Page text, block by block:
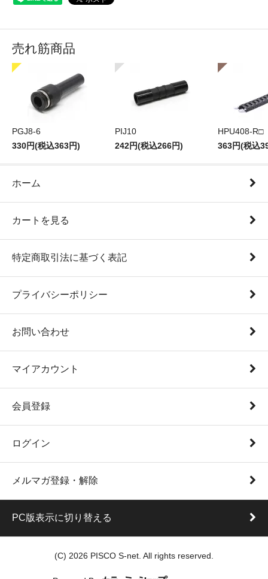
売れ筋商品
PGJ8-6
330円(税込363円)
PIJ10
242円(税込266円)
HPU408-R□
363円(税込
ホーム
カートを見る
特定商取引法に基づく表記
プライバシーポリシー
お問い合わせ
マイアカウント
会員登録
ログイン
メルマガ登録・解除
PC版表示に切り替える
(C) 2026 PISCO S-net. All rights reserved.